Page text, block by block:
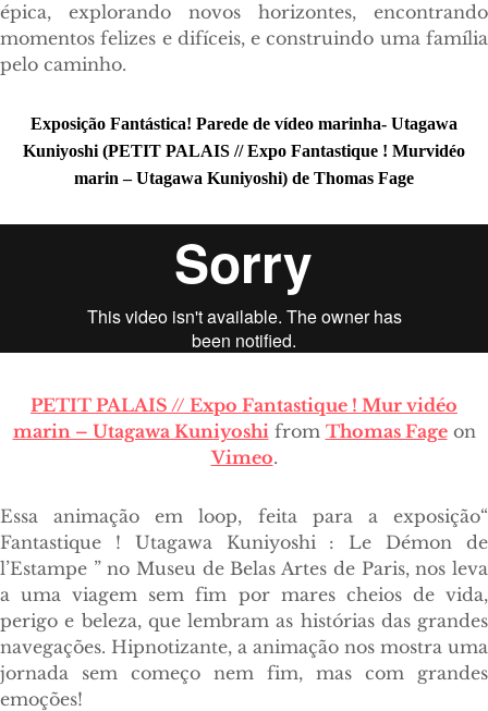
épica, explorando novos horizontes, encontrando
momentos felizes e difíceis, e construindo uma família
pelo caminho.
Exposição Fantástica! Parede de vídeo marinha- Utagawa
Kuniyoshi (PETIT PALAIS // Expo Fantastique ! Murvidéo
marin – Utagawa Kuniyoshi) de Thomas Fage
PETIT PALAIS // Expo Fantastique ! Mur vidéo
marin – Utagawa Kuniyoshifrom Thomas Fageon
Vimeo.
Essa animação em loop, feita para a exposição“
Fantastique ! Utagawa Kuniyoshi : Le Démon de
l’Estampe ” no Museu de Belas Artes de Paris, nos leva
a uma viagem sem fim por mares cheios de vida,
perigo e beleza, que lembram as histórias das grandes
navegações. Hipnotizante, a animação nos mostra uma
jornada sem começo nem fim, mas com grandes
emoções!